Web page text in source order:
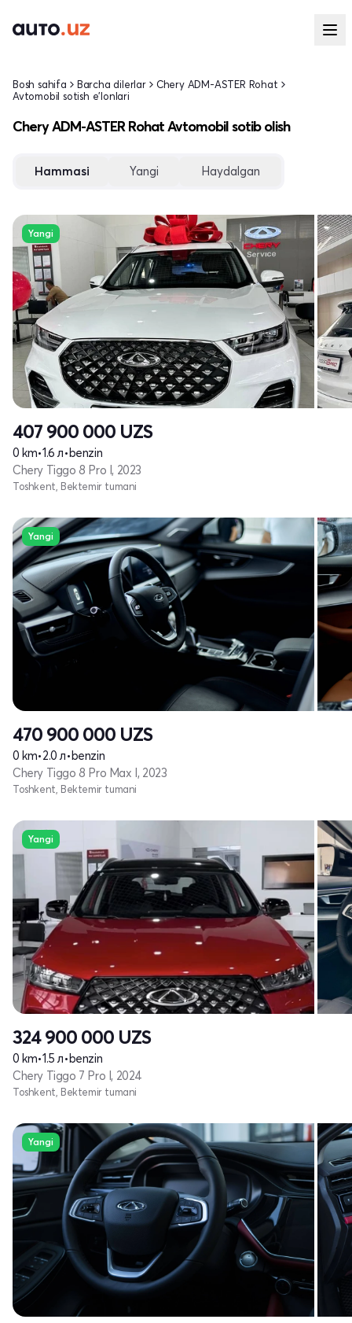
Bosh sahifa Barcha dilerlar
Chery ADM-ASTER Rohat
Avtomobil sotish e'lonlari
Chery ADM-ASTER Rohat Avtomobil sotib olish
Hammasi Yangi Haydalgan
Yangi
407 900 000 UZS
0 km•1.6 л•benzin
Chery Tiggo 8 Pro I, 2023
Toshkent, Bektemir tumani
Yangi
470 900 000 UZS
0 km•2.0 л•benzin
Chery Tiggo 8 Pro Max I, 2023
Toshkent, Bektemir tumani
Yangi
324 900 000 UZS
0 km•1.5 л•benzin
Chery Tiggo 7 Pro I, 2024
Toshkent, Bektemir tumani
Yangi